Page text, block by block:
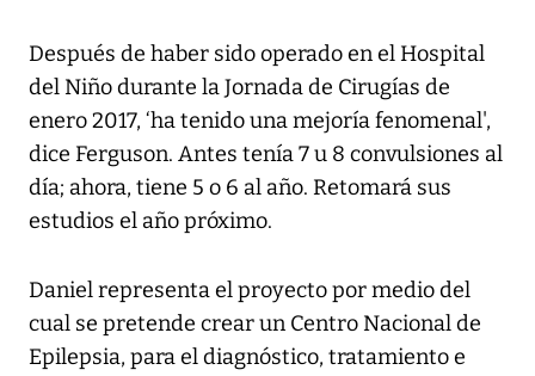
Después de haber sido operado en el Hospital
del Niño durante la Jornada de Cirugías de
enero 2017, ‘ha tenido una mejoría fenomenal',
dice Ferguson. Antes tenía 7 u 8 convulsiones al
día; ahora, tiene 5 o 6 al año. Retomará sus
estudios el año próximo.
Daniel representa el proyecto por medio del
cual se pretende crear un Centro Nacional de
Epilepsia, para el diagnóstico, tratamiento e